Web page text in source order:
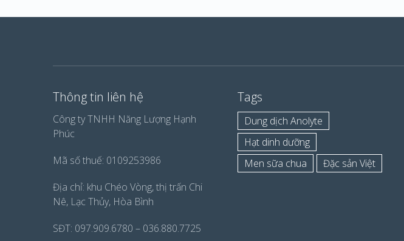
Thông tin liên hệ
Công ty TNHH Năng Lượng Hạnh
Phúc
Mã số thuế: 0109253986
Địa chỉ: khu Chéo Vòng, thị trấn Chi
Nê, Lạc Thủy, Hòa Bình
SĐT: 097.909.6780 – 036.880.7725
Tags
Dung dịch Anolyte
Hạt dinh dưỡng
Men sữa chua
Đặc sản Việt